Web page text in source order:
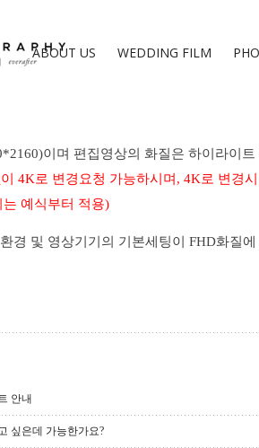
ABOUT US WEDDING FILM
이며 편집영상의 화질은 하이라이트
4K로 변경요청 가능하시며, 4K로 변경
예식부터 적용)
환경 및 영상기기의 기본세팅이 FHD화질에
안내
싶은데 가능한가요?